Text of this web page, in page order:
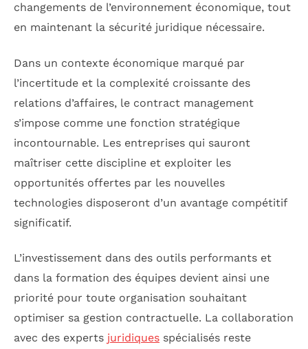
changements de l’environnement économique, tout
en maintenant la sécurité juridique nécessaire.
Dans un contexte économique marqué par
l’incertitude et la complexité croissante des
relations d’affaires, le contract management
s’impose comme une fonction stratégique
incontournable. Les entreprises qui sauront
maîtriser cette discipline et exploiter les
opportunités offertes par les nouvelles
technologies disposeront d’un avantage compétitif
significatif.
L’investissement dans des outils performants et
dans la formation des équipes devient ainsi une
priorité pour toute organisation souhaitant
optimiser sa gestion contractuelle. La collaboration
avec des experts juridiques spécialisés reste